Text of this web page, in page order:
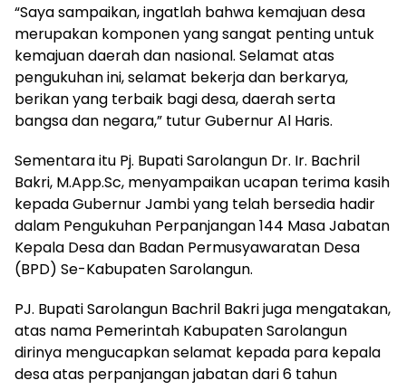
“Saya sampaikan, ingatlah bahwa kemajuan desa
merupakan komponen yang sangat penting untuk
kemajuan daerah dan nasional. Selamat atas
pengukuhan ini, selamat bekerja dan berkarya,
berikan yang terbaik bagi desa, daerah serta
bangsa dan negara,” tutur Gubernur Al Haris.
Sementara itu Pj. Bupati Sarolangun Dr. Ir. Bachril
Bakri, M.App.Sc, menyampaikan ucapan terima kasih
kepada Gubernur Jambi yang telah bersedia hadir
dalam Pengukuhan Perpanjangan 144 Masa Jabatan
Kepala Desa dan Badan Permusyawaratan Desa
(BPD) Se-Kabupaten Sarolangun.
PJ. Bupati Sarolangun Bachril Bakri juga mengatakan,
atas nama Pemerintah Kabupaten Sarolangun
dirinya mengucapkan selamat kepada para kepala
desa atas perpanjangan jabatan dari 6 tahun